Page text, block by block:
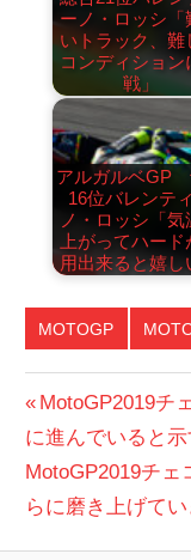
ーノ・ロッシ「
いトラック、難
コンディション
戦」
アルガルベGP
16位バレンテ
ノ・ロッシ「気
上がってハード
用出来ると嬉し
MOTOGP
投
稿
ナ
ビ
前
の
投
稿:
MotoGP2019チ
に進んでいると示
次
の
MotoGP2019チ
らに磨き上げてい